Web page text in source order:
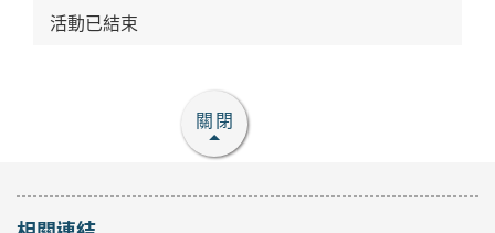
活動已結束
關閉